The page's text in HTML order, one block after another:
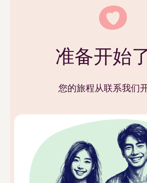
准备开始
您的旅程从联系我们开